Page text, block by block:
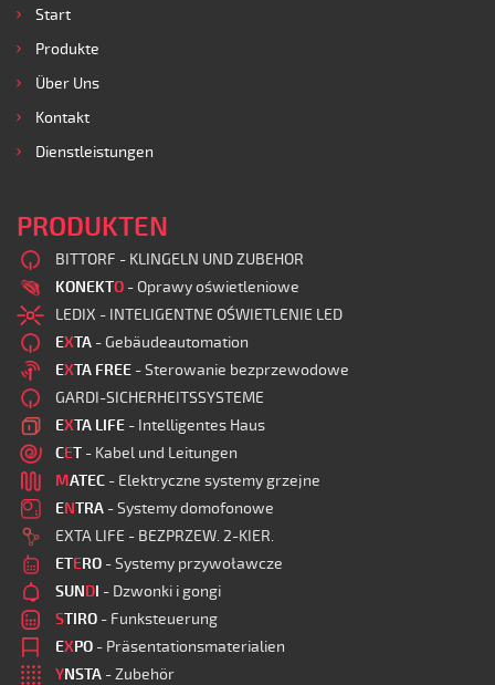
Start
Produkte
Über Uns
Kontakt
Dienstleistungen
PRODUKTEN
BITTORF - KLINGELN UND ZUBEHOR
KONEKTO - Oprawy oświetleniowe
LEDIX - INTELIGENTNE OŚWIETLENIE LED
EXTA - Gebäudeautomation
EXTA FREE - Sterowanie bezprzewodowe
GARDI-SICHERHEITSSYSTEME
EXTA LIFE - Intelligentes Haus
CET - Kabel und Leitungen
MATEC - Elektryczne systemy grzejne
ENTRA - Systemy domofonowe
EXTA LIFE - BEZPRZEW. 2-KIER.
ETERO - Systemy przywoławcze
SUNDI - Dzwonki i gongi
STIRO - Funksteuerung
EXPO - Präsentationsmaterialien
YNSTA - Zubehör